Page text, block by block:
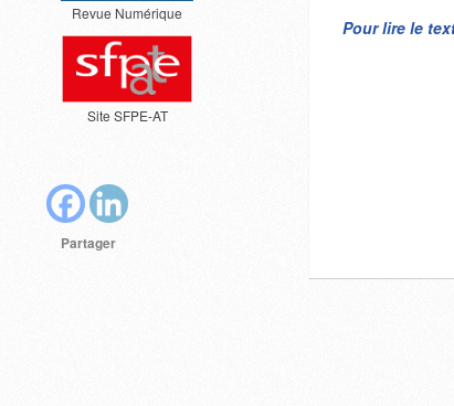
Revue Numérique
Site SFPE-AT
Partager
Pour lire le